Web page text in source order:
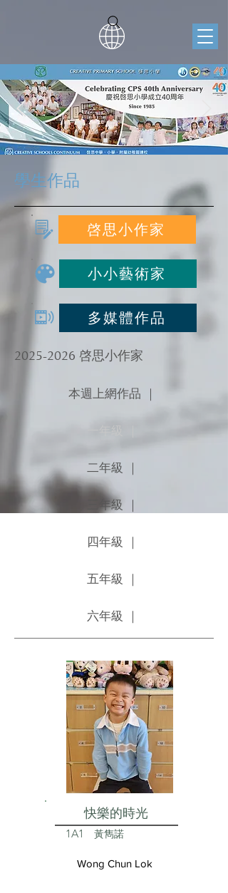
學生作品
啓思小作家
小小藝術家
多媒體作品
2025-2026 啓思小作家
本週上網作品 ｜
二年級 ｜
三年級 ｜
四年級 ｜
五年級 ｜
六年級 ｜
快樂的時光
1A1 黃雋諾
Wong Chun Lok